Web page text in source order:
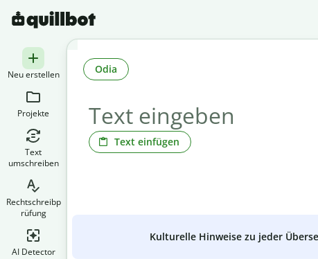
Neu erstellen
Projekte
Text
umschreiben
Rechtschreibp
rüfung
AI Detector
Text einfügen
Odia
Kulturelle Hinweise zu jeder